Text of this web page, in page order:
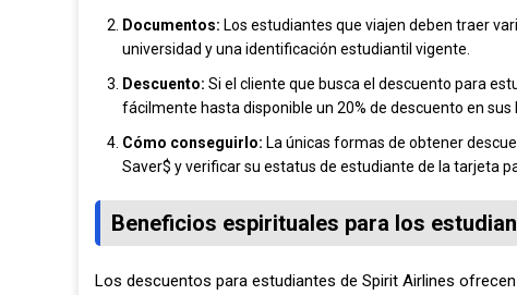
Documentos: Los estudiantes que viajen deben traer
universidad y una identificación estudiantil vigente.
Descuento: Si el cliente que busca el descuento para
fácilmente hasta disponible un 20% de descuento en sus
Cómo conseguirlo: La únicas formas de obtener
Saver$ y verificar su estatus de estudiante de la tarjeta
Beneficios espirituales para los
Los descuentos para estudiantes de Spirit Airlines